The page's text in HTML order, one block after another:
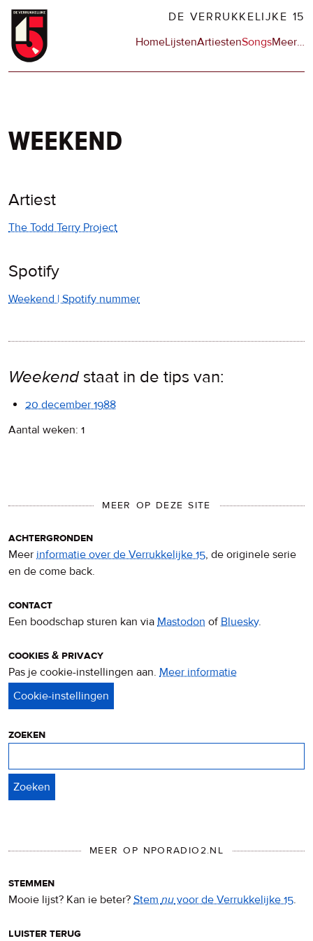
Overslaan
naar
DE VERRUKKELIJKE 15
Hoofdnavigatie
HomeLijstenArtiestenSongsMeerop
…
weekend
Artiest
The Todd Terry Project
Spotify
Weekend | Spotify nummer
Weekendstaat in de tips van:
20 december 1988
Aantal weken: 1
MEER OP DEZE SITE
achtergronden
Meer informatie over de Verrukkelijke 15, de originele serie
en de come back.
contact
Een boodschap sturen kan via Mastodon ofBluesky.
cookies & privacy
Pas je cookie-instellingen aan. Meer informatie
zoeken
MEER OP NPORADIO2.NL
stemmen
Mooie lijst? Kan ie beter? Stemnuvoor de Verrukkelijke 15.
luister terug